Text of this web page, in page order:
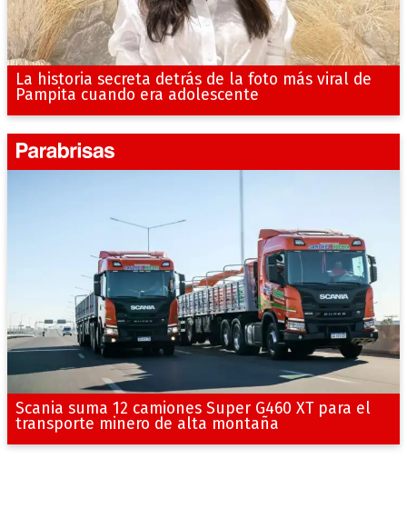
La historia secreta detrás de la foto más viral de
Pampita cuando era adolescente
Scania suma 12 camiones Super G460 XT para el
transporte minero de alta montaña